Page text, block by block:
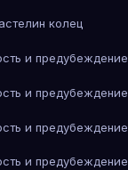
колец
и предубеждение
и предубеждение
и предубеждение
и предубеждение